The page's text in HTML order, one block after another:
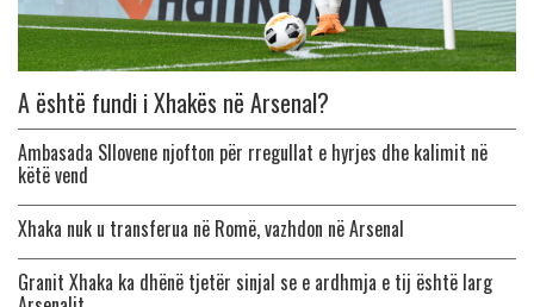
A është fundi i Xhakës në Arsenal?
Ambasada Sllovene njofton për rregullat e hyrjes dhe kalimit në
këtë vend
Xhaka nuk u transferua në Romë, vazhdon në Arsenal
Granit Xhaka ka dhënë tjetër sinjal se e ardhmja e tij është larg